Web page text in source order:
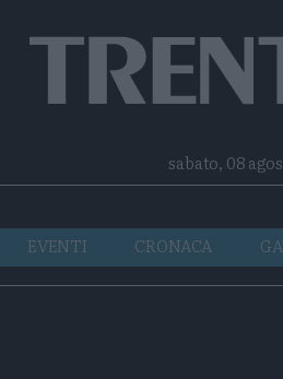
Telegram
RSSsabato, 08
EVENTI CRONACA